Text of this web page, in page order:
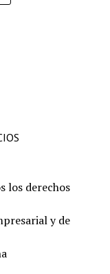
los derechos
y de